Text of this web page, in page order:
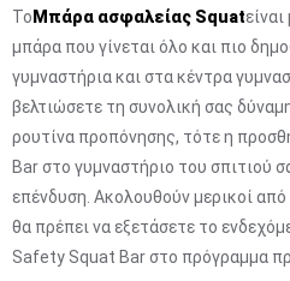
Το Μπάρα ασφαλείας Squat
μπάρα που γίνεται όλο και πιο
γυμναστήρια και στα κέντρα
βελτιώσετε τη συνολική σας
ρουτίνα προπόνησης, τότε η
Bar στο γυμναστήριο του σπιτιού
επένδυση. Ακολουθούν μερικοί
θα πρέπει να εξετάσετε το
Safety Squat Bar στο πρόγραμμα